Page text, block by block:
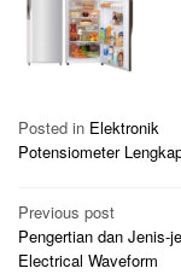
Posted in Elektronik
Potensiometer
Post
navigation
Previous post
Pengertian dan Jenis-
Electrical Waveform